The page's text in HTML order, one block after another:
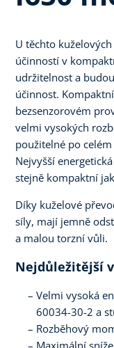
U těchto
účinností v
udržitelnost a
účinnost.
bezsenzorovém
velmi vysokých
použitelné po
Nejvyšší
stejně kompaktní
Díky kuželové
síly, mají jemně
a malou torzní vůli.
Nejdůležitější
Velmi vysoká
60034-30-2 a
Rozběhový